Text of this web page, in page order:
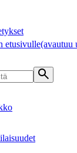
etusivulle(avautuu